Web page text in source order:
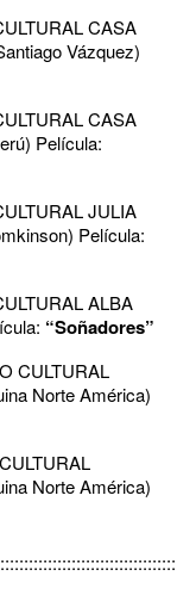
CASA
Vázquez)
CASA
Película:
JULIA
Película:
ALBA
“Soñadores”
CULTURAL
Norte América)
Norte América)